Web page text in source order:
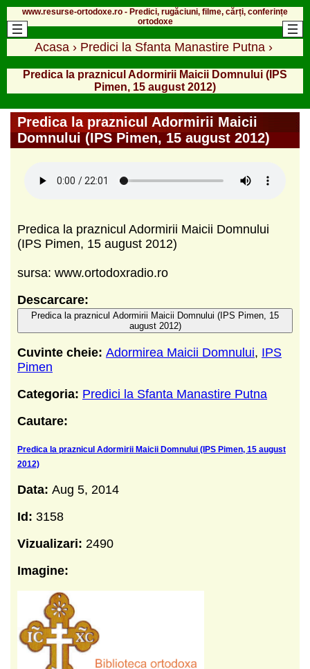
www.resurse-ortodoxe.ro - Predici, rugăciuni, filme, cărți, conferințe
ortodoxe
Acasa › Predici la Sfanta Manastire Putna ›
Predica la praznicul Adormirii Maicii Domnului (IPS
Pimen, 15 august 2012)
Predica la praznicul Adormirii Maicii
Domnului (IPS Pimen, 15 august 2012)
Predica la praznicul Adormirii Maicii Domnului
(IPS Pimen, 15 august 2012)
sursa: www.ortodoxradio.ro
Descarcare:
Predica la praznicul Adormirii Maicii Domnului (IPS Pimen, 15
august 2012)
Cuvinte cheie: Adormirea Maicii Domnului, IPS
Pimen
Categoria: Predici la Sfanta Manastire Putna
Cautare:
Predica la praznicul Adormirii Maicii Domnului (IPS Pimen, 15 august
2012)
Data: Aug 5, 2014
Id: 3158
Vizualizari: 2490
Imagine: